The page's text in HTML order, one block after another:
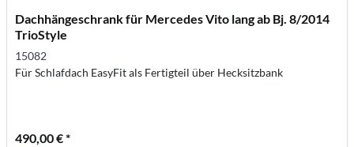
Dachhängeschrank für Mercedes Vito lang ab Bj. 8/2014
TrioStyle
15082
Für Schlafdach EasyFit als Fertigteil über Hecksitzbank
490,00 € *